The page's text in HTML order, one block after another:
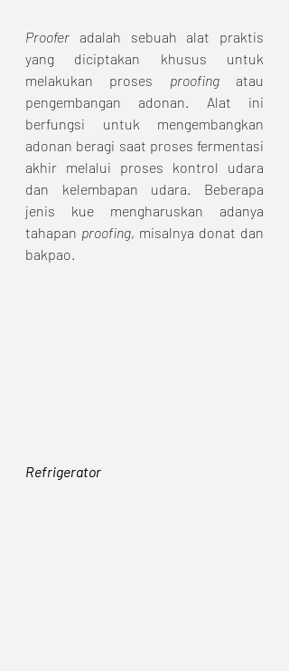
Proofer adalah sebuah alat praktis
yang diciptakan khusus untuk
melakukan proses proofing atau
pengembangan adonan. Alat ini
berfungsi untuk mengembangkan
adonan beragi saat proses fermentasi
akhir melalui proses kontrol udara
dan kelembapan udara. Beberapa
jenis kue mengharuskan adanya
tahapan proofing, misalnya donat dan
bakpao.
Refrigerator